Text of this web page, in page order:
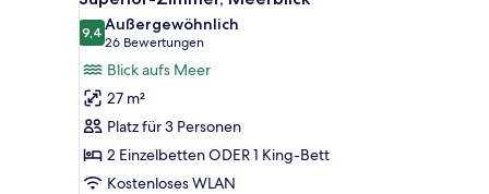
Fotos
für
Superior-
Zimmer,
Meerblick
anzeigen
9,49,4 von 10
Außergewöhnlich
26 Bewertungen
(26
Bewertungen)
Blick aufs Meer
27 m²
Platz für 3 Personen
2 Einzelbetten ODER 1 King-Bett
Kostenloses WLAN